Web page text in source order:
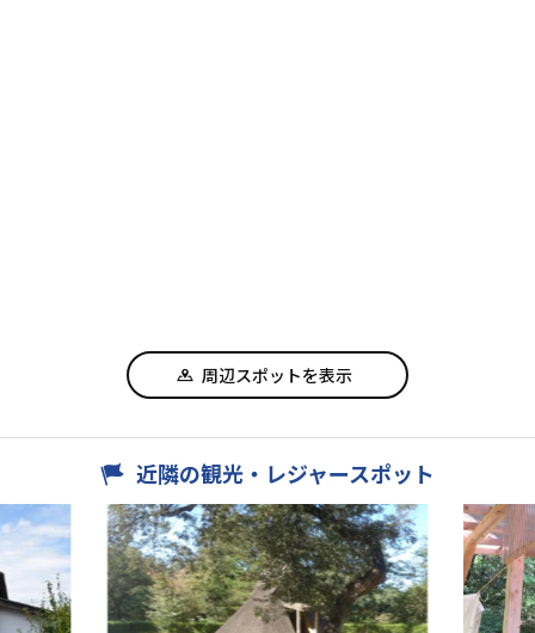
周辺スポットを表示
近隣の観光・レジャースポット